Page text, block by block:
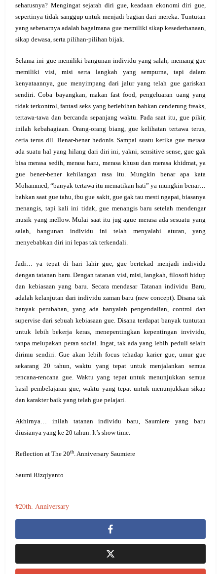
seharusnya? Mengingat sejarah diri gue, keadaan ekonomi diri gue,
sepertinya tidak sanggup untuk menjadi bagian dari mereka. Tuntutan
yang sebenarnya adalah bagaimana gue memiliki sikap kesederhanaan,
sikap dewasa, serta pilihan-pilihan bijak.
Selama ini gue memiliki bangunan individu yang salah, memang gue
memiliki visi, misi serta langkah yang sempurna, tapi dalam
kenyataannya, gue menyimpang dari jalur yang telah gue gariskan
sendiri. Coba bayangkan, makan fast food, pengeluaran uang yang
tidak terkontrol, fantasi seks yang berlebihan bahkan cenderung freaks,
tertawa-tawa dan bercanda sepanjang waktu. Pada saat itu, gue pikir,
inilah kebahagiaan. Orang-orang biang, gue kelihatan tertawa terus,
ceria terus dll. Benar-benar hedonis. Sampai suatu ketika gue merasa
ada suatu hal yang hilang dari diri ini, yakni, sensitive sense, gue gak
bisa merasa sedih, merasa haru, merasa khusu dan merasa khidmat, ya
gue bener-bener kehilangan rasa itu. Mungkin benar apa kata
Mohammed, “banyak tertawa itu mematikan hati” ya mungkin benar…
bahkan saat gue tahu, ibu gue sakit, gue gak tau mesti ngapai, biasanya
menangis, tapi kali ini tidak, gue menangis baru setelah mendengar
musik yang mellow. Mulai saat itu jug ague merasa ada sesuatu yang
salah, bangunan individu ini telah menyalahi aturan, yang
menyebabkan diri ini lepas tak terkendali.
Jadi… ya tepat di hari lahir gue, gue bertekad menjadi individu
dengan tatanan baru. Dengan tatanan visi, misi, langkah, filosofi hidup
dan kebiasaan yang baru. Secara mendasar Tatanan individu Baru,
adalah kelanjutan dari individu zaman baru (new concept). Disana tak
banyak perubahan, yang ada hanyalah pengendalian, control dan
supervise dari sebuah kebiasaan gue. Disana terdapat banyak tuntutan
untuk lebih bekerja keras, menepentingkan kepentingan invividu,
tanpa melupakan peran social. Ingat, tak ada yang lebih peduli selain
dirimu sendiri. Gue akan lebih focus tehadap karier gue, umur gue
sekarang 20 tahun, waktu yang tepat untuk menjalankan semua
rencana-rencana gue. Waktu yang tepat untuk menunjukkan semua
hasil pembelajaran gue, waktu yang tepat untuk menunjukkan sikap
dan karakter baik yang telah gue pelajari.
Akhirnya… inilah tatanan individu baru, Saumiere yang baru
diusianya yang ke 20 tahun. It’s show time.
Reflection at The 20th. Anniversary Saumiere
Saumi Rizqiyanto
20th. Anniversary